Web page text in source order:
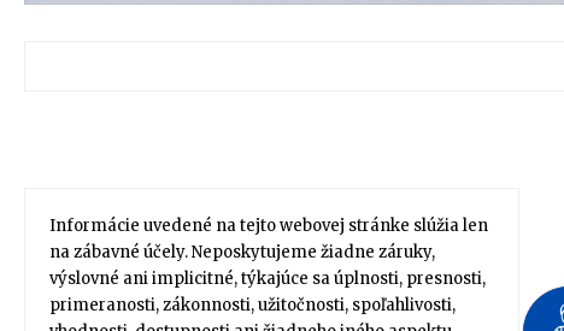
Informácie uvedené na tejto webovej stránke slúžia len
na zábavné účely. Neposkytujeme žiadne záruky,
výslovné ani implicitné, týkajúce sa úplnosti, presnosti,
primeranosti, zákonnosti, užitočnosti, spoľahlivosti,